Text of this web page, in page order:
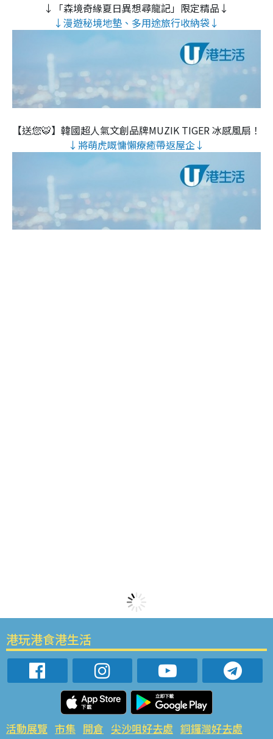
↓「森境奇緣夏日異想尋龍記」限定精品↓
↓漫遊秘境地墊、多用途旅行收納袋↓
【送您🐯】韓國超人氣文創品牌MUZIK TIGER 冰感風扇！
↓將萌虎嘅慵懶療癒帶返屋企↓
港玩港食港生活
活動展覽 市集 開倉 尖沙咀好去處 銅鑼灣好去處